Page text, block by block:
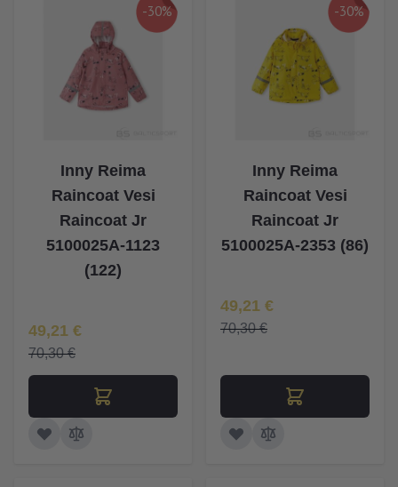
-30%
Inny Reima
Raincoat Vesi
Raincoat Jr
5100025A-1123
(122)
Īpaša Cena
49,21 €
70,30 €
-30%
Inny Reima
Raincoat Vesi
Raincoat Jr
5100025A-2353 (86)
Īpaša Cena
49,21 €
70,30 €